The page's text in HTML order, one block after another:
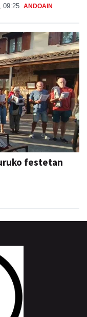
09:25 ANDOAIN
festetan